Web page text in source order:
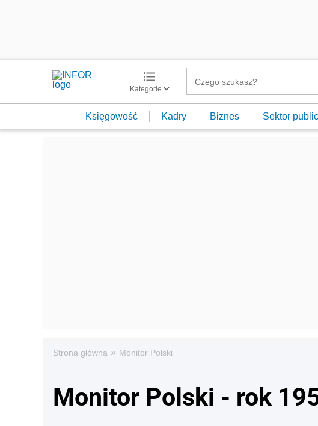
Kategorie
Księgowość Kadry Biznes Sektor
Strona główna » Monitor Polski
Monitor Polski - rok